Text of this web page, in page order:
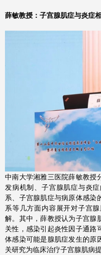
薛敏教授：子宫腺肌症与炎症
中南大学湘雅三医院薛敏教授
发病机制、子宫腺肌症与炎
系、子宫腺肌症与病原体感染
系等几方面内容展开对子宫
解。其中，薛教授认为子宫腺
关性，感染引起炎性因子通路
体感染可能是腺肌症发生的原
关研究为临床治疗子宫腺肌病